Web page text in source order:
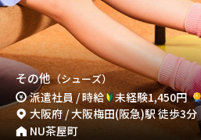
その他（シューズ）
派遣社員 / 時給 未経験1,450円
大阪府 / 大阪梅田(阪急)駅 徒歩3分
NU茶屋町